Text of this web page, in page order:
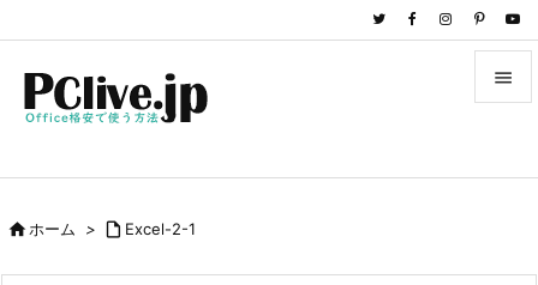

前へ
ホーム >  Excel-2-1